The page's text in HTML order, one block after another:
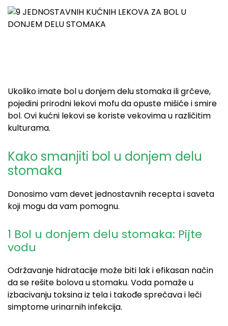
Ukoliko imate bol u donjem delu stomaka ili grčeve,
pojedini prirodni lekovi mofu da opuste mišiće i smire
bol. Ovi kućni lekovi se koriste vekovima u različitim
kulturama.
Kako smanjiti bol u donjem delu
stomaka
Donosimo vam devet jednostavnih recepta i saveta
koji mogu da vam pomognu.
1 Bol u donjem delu stomaka: Pijte
vodu
Održavanje hidratacije može biti lak i efikasan način
da se rešite bolova u stomaku. Voda pomaže u
izbacivanju toksina iz tela i takođe sprečava i leči
simptome urinarnih infekcija.